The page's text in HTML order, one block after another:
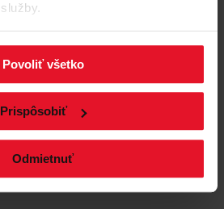
Povoliť všetko
Prispôsobiť
Odmietnuť